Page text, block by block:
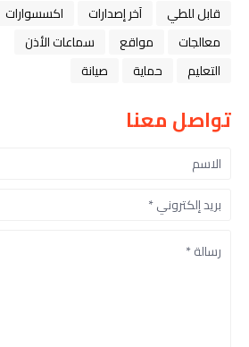
قابل للطي
آخر إصدارات
اكسسوارات
معالجات
مواقع
سماعات الأذن
التعليم
حماية صيانة
تواصل معنا